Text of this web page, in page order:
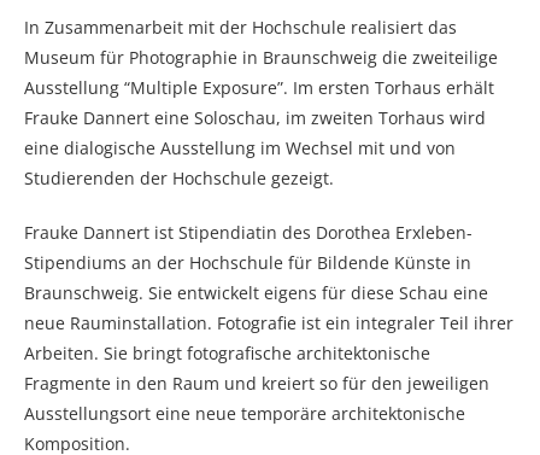
In Zusammenarbeit mit der Hochschule realisiert das
Museum für Photographie in Braunschweig die zweiteilige
Ausstellung “Multiple Exposure”. Im ersten Torhaus erhält
Frauke Dannert eine Soloschau, im zweiten Torhaus wird
eine dialogische Ausstellung im Wechsel mit und von
Studierenden der Hochschule gezeigt.
Frauke Dannert ist Stipendiatin des Dorothea Erxleben-
Stipendiums an der Hochschule für Bildende Künste in
Braunschweig. Sie entwickelt eigens für diese Schau eine
neue Rauminstallation. Fotografie ist ein integraler Teil ihrer
Arbeiten. Sie bringt fotografische architektonische
Fragmente in den Raum und kreiert so für den jeweiligen
Ausstellungsort eine neue temporäre architektonische
Komposition.